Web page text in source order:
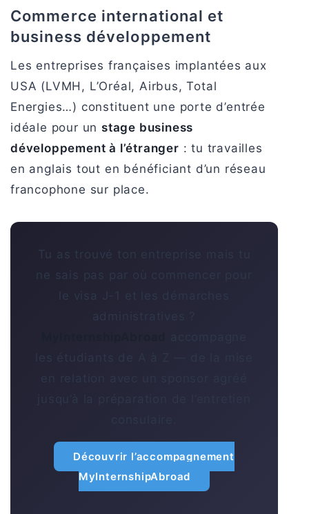
Commerce international et
business développement
Les entreprises françaises implantées aux
USA (LVMH, L’Oréal, Airbus, Total
Energies…) constituent une porte d’entrée
idéale pour unstage business
développement à l’étranger : tu travailles
en anglais tout en bénéficiant d’un réseau
francophone sur place.
Tu as trouvé ton entreprise mais tu
ne sais pas par où commencer pour
Découvrir l’accompagnement
MyInternshipAbroad